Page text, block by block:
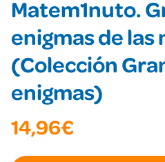
Matem1nuto.
enigmas de
(Colección
enigmas)
14,96€